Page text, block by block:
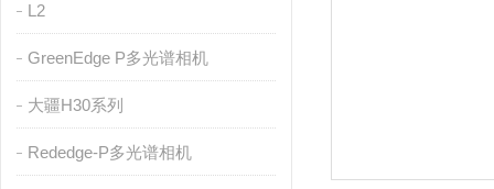
L2
GreenEdge P多光谱相机
大疆H30系列
Rededge-P多光谱相机